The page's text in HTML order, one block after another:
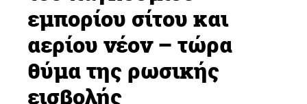
εμπορίου σίτου και
αερίου νέον – τώρα
θύμα της ρωσικής
εισβολής